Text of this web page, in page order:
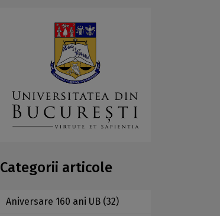
Categorii articole
Aniversare 160 ani UB (32)